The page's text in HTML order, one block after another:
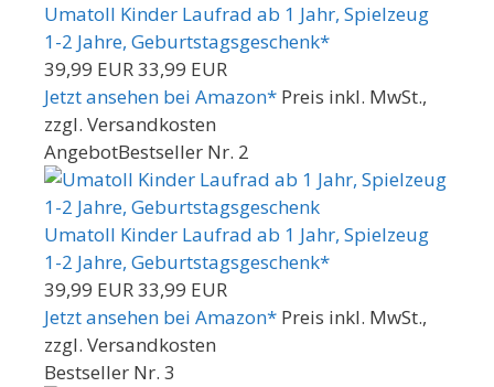
Umatoll Kinder Laufrad ab 1 Jahr, Spielzeug
1-2 Jahre, Geburtstagsgeschenk*
39,99 EUR33,99 EUR
Jetzt ansehen bei Amazon* Preis inkl. MwSt.,
zzgl. Versandkosten
AngebotBestseller Nr. 2
Umatoll Kinder Laufrad ab 1 Jahr, Spielzeug
1-2 Jahre, Geburtstagsgeschenk*
39,99 EUR33,99 EUR
Jetzt ansehen bei Amazon* Preis inkl. MwSt.,
zzgl. Versandkosten
Bestseller Nr. 3